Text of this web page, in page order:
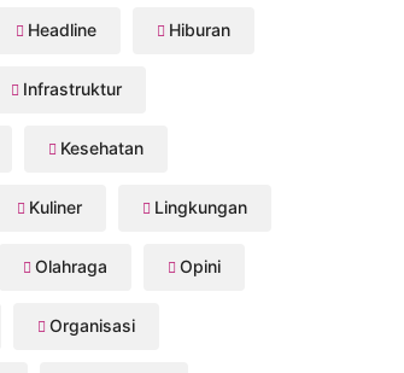
Headline Hiburan
Infrastruktur
Kesehatan
Kuliner Lingkungan
Olahraga Opini
Organisasi